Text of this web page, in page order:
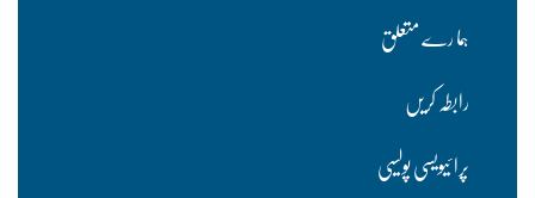
ہما رے متعلق
رابطہ کریں
پرا ئیویسی پولسیی